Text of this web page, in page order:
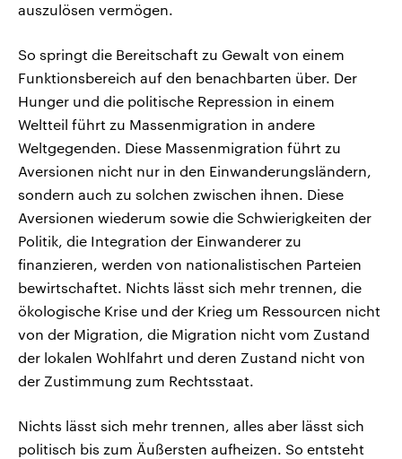
auszulösen vermögen.
So springt die Bereitschaft zu Gewalt von einem
Funktionsbereich auf den benachbarten über. Der
Hunger und die politische Repression in einem
Weltteil führt zu Massenmigration in andere
Weltgegenden. Diese Massenmigration führt zu
Aversionen nicht nur in den Einwanderungsländern,
sondern auch zu solchen zwischen ihnen. Diese
Aversionen wiederum sowie die Schwierigkeiten der
Politik, die Integration der Einwanderer zu
finanzieren, werden von nationalistischen Parteien
bewirtschaftet. Nichts lässt sich mehr trennen, die
ökologische Krise und der Krieg um Ressourcen nicht
von der Migration, die Migration nicht vom Zustand
der lokalen Wohlfahrt und deren Zustand nicht von
der Zustimmung zum Rechtsstaat.
Nichts lässt sich mehr trennen, alles aber lässt sich
politisch bis zum Äußersten aufheizen. So entsteht